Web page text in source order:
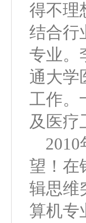
得不理
结合行
专业。
通大学
工作。
及医疗
2010
望！在
辑思维
算机专